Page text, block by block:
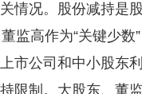
情况。股份减持是
监高作为“关键少数
市公司和中小股东
限制。大股东、董